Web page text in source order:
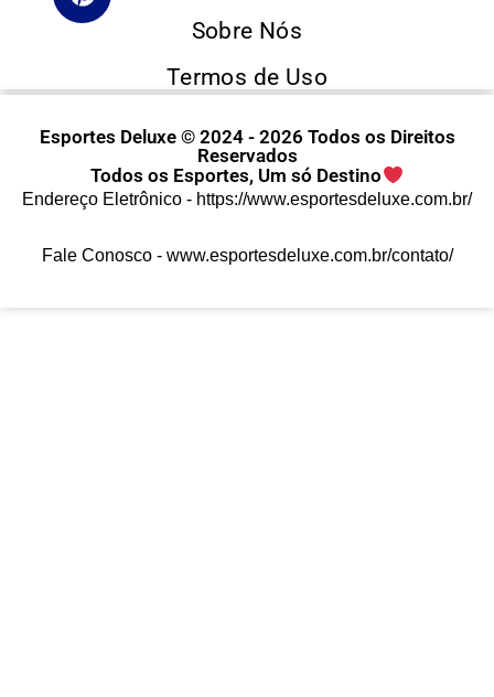
Sobre Nós
Termos de Uso
Esportes Deluxe © 2024 - 2026 Todos os Direitos
Reservados
Todos os Esportes, Um só Destino
Endereço Eletrônico - https://www.esportesdeluxe.com.br/
Fale Conosco - www.esportesdeluxe.com.br/contato/